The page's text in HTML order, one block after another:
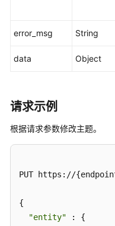
error_msg String
data Object
请求示例
根据请求参数修改主题。
PUT https://
{
"entity" : {